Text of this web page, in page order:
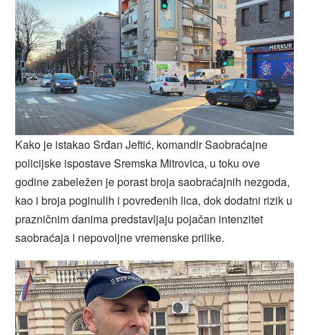
Kako je istakao Srđan Jeftić, komandir Saobraćajne
policijske ispostave Sremska Mitrovica, u toku ove
godine zabeležen je porast broja saobraćajnih nezgoda,
kao i broja poginulih i povređenih lica, dok dodatni rizik u
prazničnim danima predstavljaju pojačan intenzitet
saobraćaja i nepovoljne vremenske prilike.